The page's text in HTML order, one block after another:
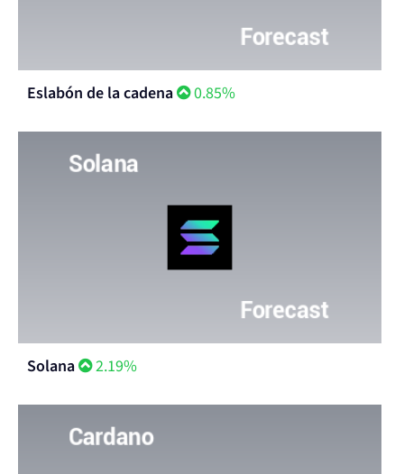
Eslabón de la cadena
Solana 2.19%